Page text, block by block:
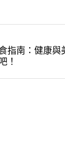
指南：健康與
！